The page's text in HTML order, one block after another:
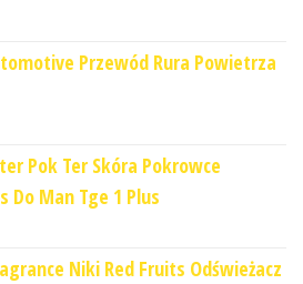
Przewód Rura Powietrza
Pok Ter Skóra Pokrowce
Do Man Tge 1 Plus
Niki Red Fruits Odświeżacz